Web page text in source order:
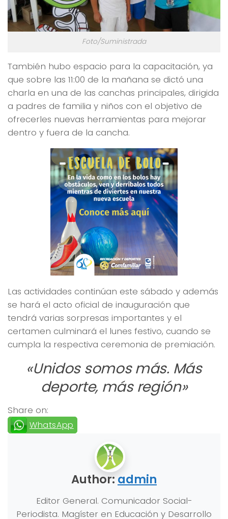
Foto/Suministrada
También hubo espacio para la capacitación, ya
que sobre las 11:00 de la mañana se dictó una
charla en una de las canchas principales, dirigida
a padres de familia y niños con el objetivo de
ofrecerles nuevas herramientas para mejorar
dentro y fuera de la cancha.
Las actividades continúan este sábado y además
se hará el acto oficial de inauguración que
tendrá varias sorpresas importantes y el
certamen culminará el lunes festivo, cuando se
cumpla la respectiva ceremonia de premiación.
«Unidos somos más. Más
deporte, más región»
Share on:
WhatsApp
Author:admin
Editor General. Comunicador Social-
Periodista. Magíster en Educación y Desarrollo